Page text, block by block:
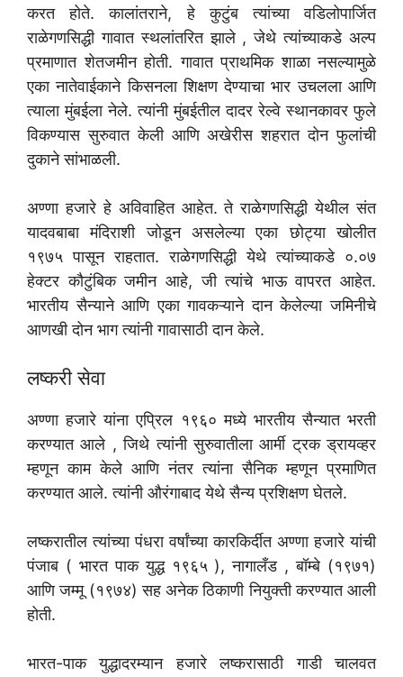
करत होते. कालांतराने, हे कुटुंब त्यांच्या वडिलोपार्जित
राळेगणसिद्धी गावात स्थलांतरित झाले , जेथे त्यांच्याकडे अल्प
प्रमाणात शेतजमीन होती. गावात प्राथमिक शाळा नसल्यामुळे
एका नातेवाईकाने किसनला शिक्षण देण्याचा भार उचलला आणि
त्याला मुंबईला नेले. त्यांनी मुंबईतील दादर रेल्वे स्थानकावर फुले
विकण्यास सुरुवात केली आणि अखेरीस शहरात दोन फुलांची
दुकाने सांभाळली.
अण्णा हजारे हे अविवाहित आहेत. ते राळेगणसिद्धी येथील संत
यादवबाबा मंदिराशी जोडून असलेल्या एका छोट्या खोलीत
१९७५ पासून राहतात. राळेगणसिद्धी येथे त्यांच्याकडे ०.०७
हेक्टर कौटुंबिक जमीन आहे, जी त्यांचे भाऊ वापरत आहेत.
भारतीय सैन्याने आणि एका गावकऱ्याने दान केलेल्या जमिनीचे
आणखी दोन भाग त्यांनी गावासाठी दान केले.
लष्करी सेवा
अण्णा हजारे यांना एप्रिल १९६० मध्ये भारतीय सैन्यात भरती
करण्यात आले , जिथे त्यांनी सुरुवातीला आर्मी ट्रक ड्रायव्हर
म्हणून काम केले आणि नंतर त्यांना सैनिक म्हणून प्रमाणित
करण्यात आले. त्यांनी औरंगाबाद येथे सैन्य प्रशिक्षण घेतले.
लष्करातील त्यांच्या पंधरा वर्षांच्या कारकिर्दीत अण्णा हजारे यांची
पंजाब ( भारत पाक युद्ध १९६५ ), नागालँड , बॉम्बे (१९७१)
आणि जम्मू (१९७४) सह अनेक ठिकाणी नियुक्ती करण्यात आली
होती.
भारत-पाक युद्धादरम्यान हजारे लष्करासाठी गाडी चालवत